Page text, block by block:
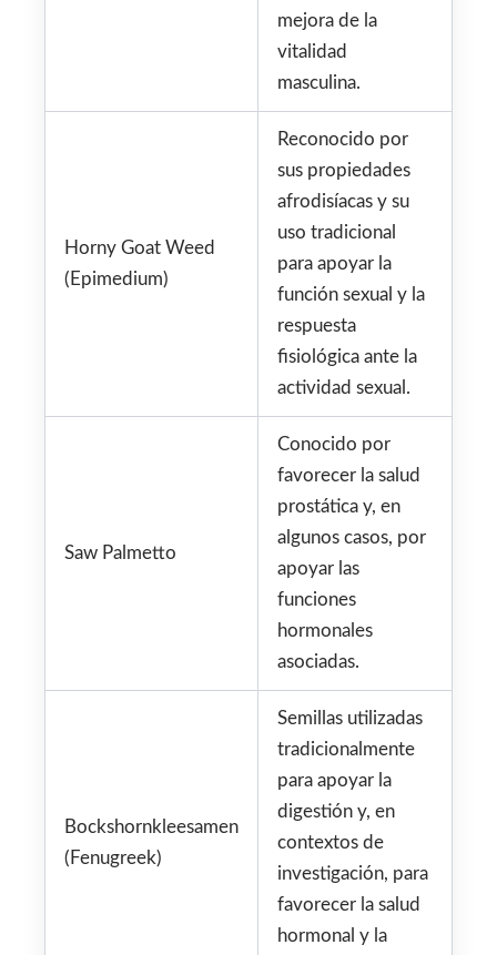
mejora de la
vitalidad
masculina.
Horny Goat Weed
(Epimedium)
Reconocido por
sus propiedades
afrodisíacas y su
uso tradicional
para apoyar la
función sexual y la
respuesta
fisiológica ante la
actividad sexual.
Saw Palmetto
Conocido por
favorecer la salud
prostática y, en
algunos casos, por
apoyar las
funciones
hormonales
asociadas.
Bockshornkleesamen
(Fenugreek)
Semillas utilizadas
tradicionalmente
para apoyar la
digestión y, en
contextos de
investigación, para
favorecer la salud
hormonal y la